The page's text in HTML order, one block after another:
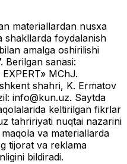
materiallardan nusxa
shakllarda foydalanish
amalga oshirilishi
sanasi:
MChJ.
shahri, K. Ermatov
info@kun.uz. Saytda
keltirilgan fikrlar
tahririyati nuqtai nazarini
va materiallarda
tijorat va reklama
bildiradi.